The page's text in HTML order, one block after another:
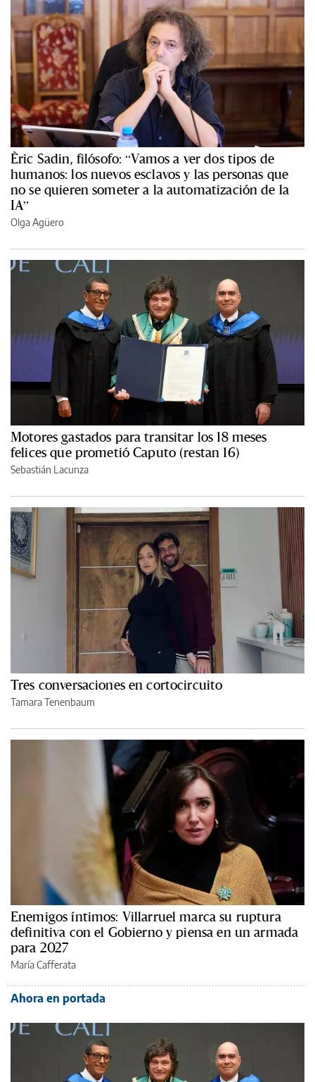
Èric Sadin, filósofo: “Vamos a ver dos tipos de
humanos: los nuevos esclavos y las personas que
no se quieren someter a la automatización de la
IA”
Olga Agüero
Motores gastados para transitar los 18 meses
felices que prometió Caputo (restan 16)
Sebastián Lacunza
Tres conversaciones en cortocircuito
Tamara Tenenbaum
Enemigos íntimos: Villarruel marca su ruptura
definitiva con el Gobierno y piensa en un armada
para 2027
María Cafferata
Ahora en portada